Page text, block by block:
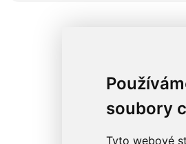
soubory
Tyto webové